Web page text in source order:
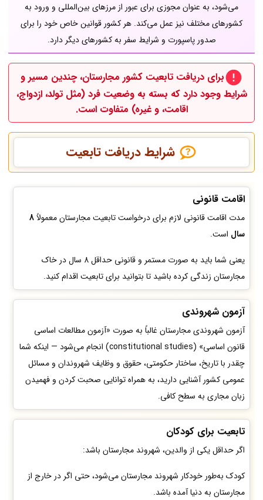
می‌شود، به عنوان مجوزی برای عبور از مرزهای بین‌المللی و ورود به
کشورهای مختلف نیز عمل می‌کند. هر کشور قوانین خاص خود را برای
صدور پاسپورت و شرایط سفر به کشورهای دیگر دارد.
برای دریافت تابعیت کشور مجارستان، چندین مسیر و
شرایط وجود دارد که بسته به وضعیت فرد (مثل تولد، ازدواج،
اقامت، و غیره) متفاوت است.
شرایط دریافت تابعیت
اقامت قانونی
مدت اقامت قانونی لازم برای درخواست تابعیت مجارستان معمولاً8
سال است.
یعنی شما باید به صورت مستمر و قانونی حداقل 8 سال در خاک
مجارستان زندگی کرده باشید تا بتوانید برای تابعیت اقدام کنید.
آزمون شهروندی
آزمون شهروندی مجارستان غالباً به صورت «آزمون مطالعات اساسی
قانون اساسی» (constitutional studies) انجام می‌شود — اینکه شما
چقدر با تاریخ، ساختار حکومتی، حقوق و وظایف شهروندان و مسائل
عمومی کشور آشنایی دارید، به همراه توانایی صحبت کردن و فهمیدن
زبان مجاری به سطح کافی.
تابعیت برای کودکان
اگر حداقل یکی از والدین، شهروند مجارستان باشد:
کودک به‌طور خودکار شهروند مجارستان می‌شود، حتی اگر در خارج از
مجارستان به دنیا آمده باشد.